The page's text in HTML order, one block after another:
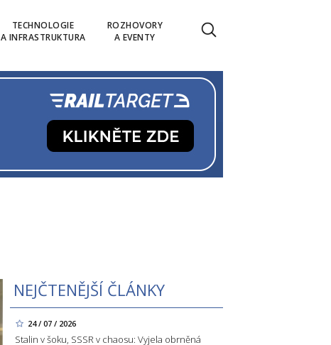
TECHNOLOGIE
A INFRASTRUKTURA
ROZHOVORY
A EVENTY
NEJČTENĚJŠÍ ČLÁNKY
24 / 07 / 2026
Stalin v šoku, SSSR v chaosu: Vyjela obrněná